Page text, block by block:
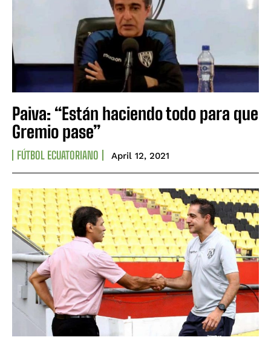
Paiva: “Están haciendo todo para que
Gremio pase”
FÚTBOL ECUATORIANO April 12, 2021